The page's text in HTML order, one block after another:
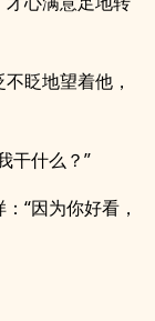
眨地望着他，
干什么？”
“因为你好看，